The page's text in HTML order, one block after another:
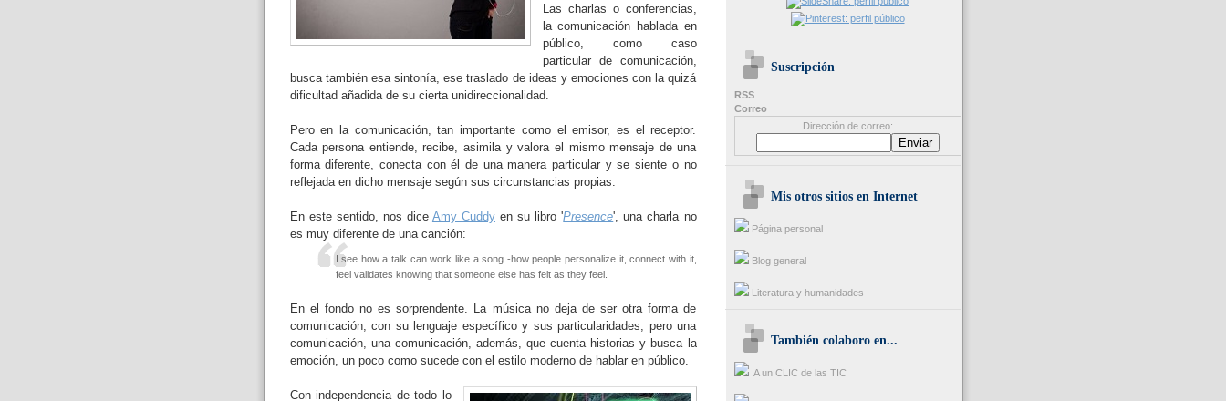
Las charlas o conferencias,
la comunicación hablada en
público, como caso
particular de comunicación,
busca también esa sintonía, ese traslado de ideas y emociones con la quizá
dificultad añadida de su cierta unidireccionalidad.
Pero en la comunicación, tan importante como el emisor, es el receptor.
Cada persona entiende, recibe, asimila y valora el mismo mensaje de una
forma diferente, conecta con él de una manera particular y se siente o no
reflejada en dicho mensaje según sus circunstancias propias.
En este sentido, nos dice Amy Cuddyen su libro 'Presence', una charla no
es muy diferente de una canción:
I see how a talk can work like a song -how people personalize it, connect with it,
feel validates knowing that someone else has felt as they feel.
En el fondo no es sorprendente. La música no deja de ser otra forma de
comunicación, con su lenguaje específico y sus particularidades, pero una
comunicación, una comunicación, además, que cuenta historias y busca la
emoción, un poco como sucede con el estilo moderno de hablar en público.
Con independencia de todo lo
Suscripción
RSS
Correo
Dirección de correo:
Mis otros sitios en Internet
Página personal
Blog general
Literatura y humanidades
También colaboro en...
A un CLIC de las TIC